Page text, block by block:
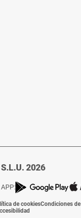
2026
de cookiesCondiciones